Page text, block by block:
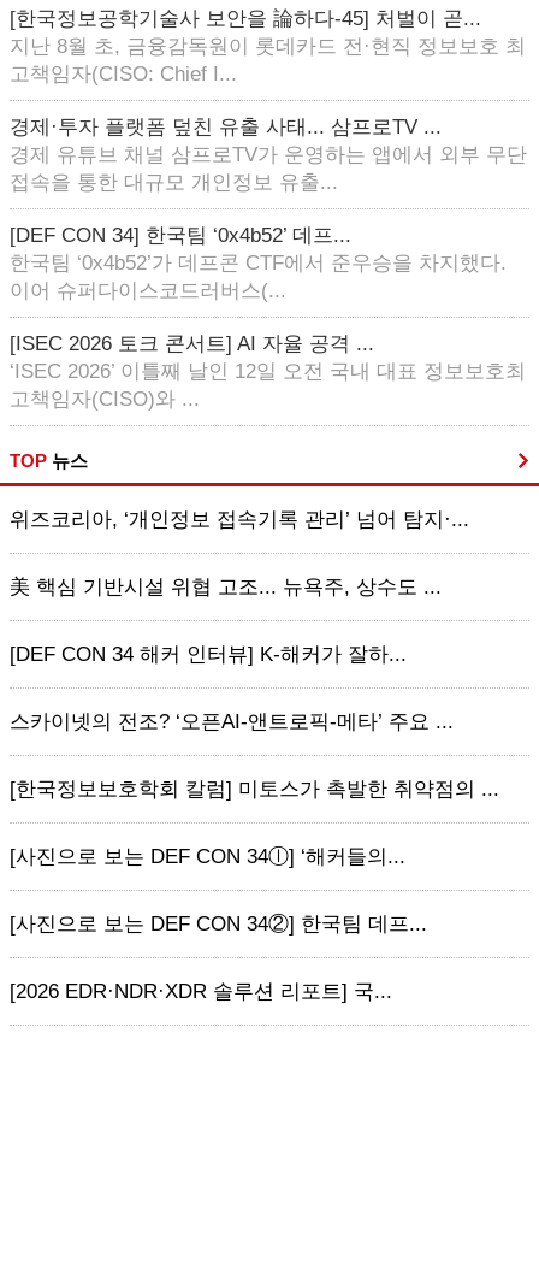
[한국정보공학기술사 보안을 論하다-45] 처벌이 곧...
지난 8월 초, 금융감독원이 롯데카드 전·현직 정보보호 최
고책임자(CISO: Chief I...
경제·투자 플랫폼 덮친 유출 사태... 삼프로TV ...
경제 유튜브 채널 삼프로TV가 운영하는 앱에서 외부 무단
접속을 통한 대규모 개인정보 유출...
[DEF CON 34] 한국팀 ‘0x4b52’ 데프...
한국팀 ‘0x4b52’가 데프콘 CTF에서 준우승을 차지했다.
이어 슈퍼다이스코드러버스(...
[ISEC 2026 토크 콘서트] AI 자율 공격 ...
‘ISEC 2026’ 이틀째 날인 12일 오전 국내 대표 정보보호최
고책임자(CISO)와 ...
TOP 뉴스
위즈코리아, ‘개인정보 접속기록 관리’ 넘어 탐지·...
美 핵심 기반시설 위협 고조... 뉴욕주, 상수도 ...
[DEF CON 34 해커 인터뷰] K-해커가 잘하...
스카이넷의 전조? ‘오픈AI-앤트로픽-메타’ 주요 ...
[한국정보보호학회 칼럼] 미토스가 촉발한 취약점의 ...
[사진으로 보는 DEF CON 34ⓛ] ‘해커들의...
[사진으로 보는 DEF CON 34②] 한국팀 데프...
[2026 EDR·NDR·XDR 솔루션 리포트] 국...